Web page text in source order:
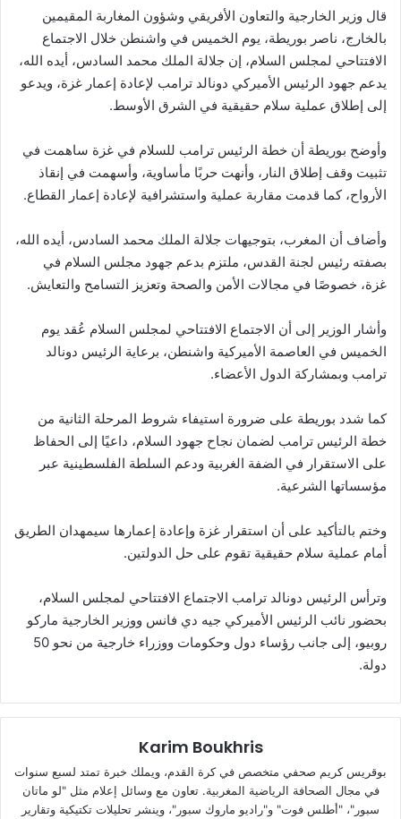
قال وزير الخارجية والتعاون الأفريقي وشؤون المغاربة المقيمين
بالخارج، ناصر بوريطة، يوم الخميس في واشنطن خلال الاجتماع
الافتتاحي لمجلس السلام، إن جلالة الملك محمد السادس، أيده الله،
يدعم جهود الرئيس الأميركي دونالد ترامب لإعادة إعمار غزة، ويدعو
إلى إطلاق عملية سلام حقيقية في الشرق الأوسط.
وأوضح بوريطة أن خطة الرئيس ترامب للسلام في غزة ساهمت في
تثبيت وقف إطلاق النار، وأنهت حربًا مأساوية، وأسهمت في إنقاذ
الأرواح، كما قدمت مقاربة عملية واستشرافية لإعادة إعمار القطاع.
وأضاف أن المغرب، بتوجيهات جلالة الملك محمد السادس، أيده الله،
بصفته رئيس لجنة القدس، ملتزم بدعم جهود مجلس السلام في
غزة، خصوصًا في مجالات الأمن والصحة وتعزيز التسامح والتعايش.
وأشار الوزير إلى أن الاجتماع الافتتاحي لمجلس السلام عُقد يوم
الخميس في العاصمة الأميركية واشنطن، برعاية الرئيس دونالد
ترامب وبمشاركة الدول الأعضاء.
كما شدد بوريطة على ضرورة استيفاء شروط المرحلة الثانية من
خطة الرئيس ترامب لضمان نجاح جهود السلام، داعيًا إلى الحفاظ
على الاستقرار في الضفة الغربية ودعم السلطة الفلسطينية عبر
مؤسساتها الشرعية.
وختم بالتأكيد على أن استقرار غزة وإعادة إعمارها سيمهدان الطريق
أمام عملية سلام حقيقية تقوم على حل الدولتين.
وترأس الرئيس دونالد ترامب الاجتماع الافتتاحي لمجلس السلام،
بحضور نائب الرئيس الأميركي جيه دي فانس ووزير الخارجية ماركو
روبيو، إلى جانب رؤساء دول وحكومات ووزراء خارجية من نحو 50
دولة.
Karim Boukhris
بوقريس كريم صحفي متخصص في كرة القدم، ويملك خبرة تمتد لسبع سنوات
في مجال الصحافة الرياضية المغربية. تعاون مع وسائل إعلام مثل "لو ماتان
سبور"، "أطلس فوت" و"راديو ماروك سبور"، وينشر تحليلات تكتيكية وتقارير